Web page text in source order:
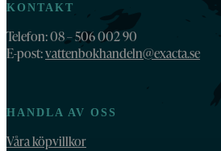
KONTAKT
Telefon: 08 – 506 002 90
E-post:vattenbokhandeln@exacta.se
HANDLA AV OSS
Våra köpvillkor